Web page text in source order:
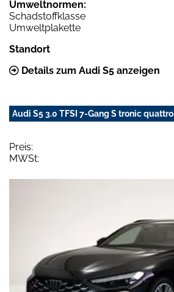
Umweltnormen:
Schadstoffklasse
Umweltplakette
Standort
Details zum Audi S5 anzeigen
Audi S5 3.0 TFSI 7-Gang S tronic quattro
Preis:
MWSt: